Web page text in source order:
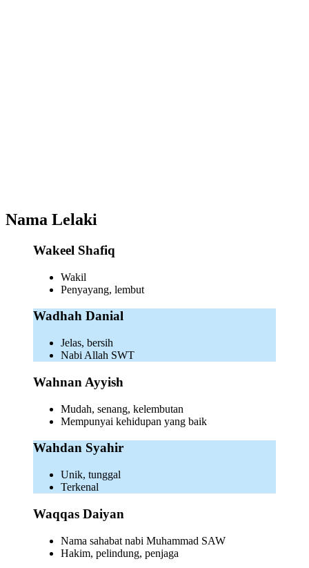
Nama Lelaki
Wakeel Shafiq
Wakil
Penyayang, lembut
Wadhah Danial
Jelas, bersih
Nabi Allah SWT
Wahnan Ayyish
Mudah, senang, kelembutan
Mempunyai kehidupan yang baik
Wahdan Syahir
Unik, tunggal
Terkenal
Waqqas Daiyan
Nama sahabat nabi Muhammad SAW
Hakim, pelindung, penjaga